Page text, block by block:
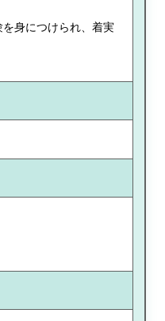
身につけられ、着実